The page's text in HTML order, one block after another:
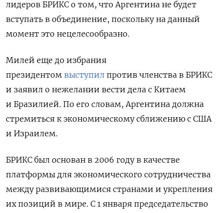
лидеров БРИКС о том, что Аргентина не будет
вступать в объединение, поскольку на данный
момент это нецелесообразно.
Милей еще до избрания
президентом выступил против членства в БРИКС
и заявил о нежелании вести дела с Китаем
и Бразилией. По его словам, Аргентина должна
стремиться к экономическому сближению с США
и Израилем.
БРИКС был основан в 2006 году в качестве
платформы для экономического сотрудничества
между развивающимися странами и укрепления
их позиций в мире. С 1 января председательство